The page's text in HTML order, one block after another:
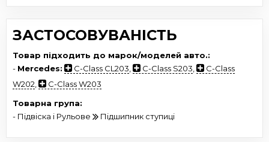
ЗАСТОСОВУВАНІСТЬ
Товар підходить до марок/моделей авто.:
- Mercedes: C-Class CL203 C-Class S203
C-Class
W202
C-Class W203
Товарна група:
- Підвіска і Рульове
Підшипник ступиці